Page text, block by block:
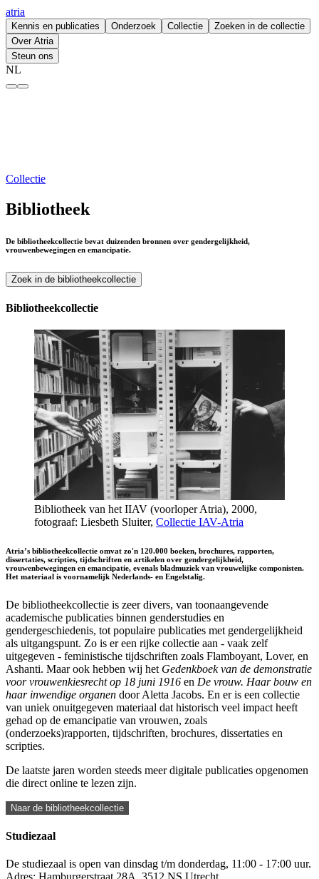
atria
Kennis en publicaties Onderzoek Collectie
Zoeken in de collectie
Over Atria
Steun ons
NL
Collectie
Bibliotheek
De bibliotheekcollectie bevat duizenden bronnen over gendergelijkheid,
vrouwenbewegingen en emancipatie.
Zoek in de bibliotheekcollectie
Bibliotheekcollectie
Bibliotheek van het IIAV (voorloper Atria), 2000,
fotograaf: Liesbeth Sluiter, Collectie IAV-Atria
Atria’s bibliotheekcollectie omvat zo'n 120.000 boeken, brochures, rapporten,
dissertaties, scripties, tijdschriften en artikelen over gendergelijkheid,
vrouwenbewegingen en emancipatie, evenals bladmuziek van vrouwelijke componisten.
Het materiaal is voornamelijk Nederlands- en Engelstalig.
De bibliotheekcollectie is zeer divers, van toonaangevende
academische publicaties binnen genderstudies en
gendergeschiedenis, tot populaire publicaties met gendergelijkheid
als uitgangspunt. Zo is er een rijke collectie aan - vaak zelf
uitgegeven - feministische tijdschriften zoals Flamboyant, Lover, en
Ashanti. Maar ook hebben wij het Gedenkboek van de demonstratie
voor vrouwenkiesrecht op 18 juni 1916 en De vrouw. Haar bouw en
haar inwendige organen door Aletta Jacobs. En er is een collectie
van uniek onuitgegeven materiaal dat historisch veel impact heeft
gehad op de emancipatie van vrouwen, zoals
(onderzoeks)rapporten, tijdschriften, brochures, dissertaties en
scripties.
De laatste jaren worden steeds meer digitale publicaties opgenomen
die direct online te lezen zijn.
Naar de bibliotheekcollectie
Studiezaal
De studiezaal is open van dinsdag t/m donderdag, 11:00 - 17:00 uur.